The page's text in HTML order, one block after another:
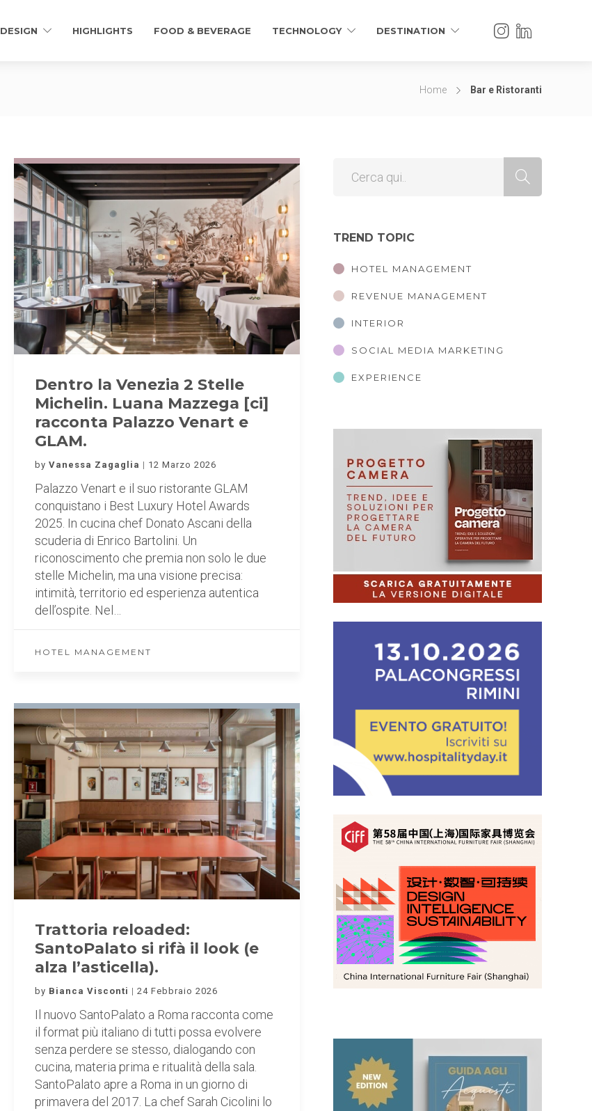
DESIGN HIGHLIGHTS FOOD & BEVERAGE TECHNOLOGY DESTINATION
Home Bar e Ristoranti
Dentro la Venezia 2 Stelle
Michelin. Luana Mazzega [ci]
racconta Palazzo Venart e
GLAM.
by Vanessa Zagaglia 12 Marzo 2026
Palazzo Venart e il suo ristorante GLAM
conquistano i Best Luxury Hotel Awards
2025. In cucina chef Donato Ascani della
scuderia di Enrico Bartolini. Un
riconoscimento che premia non solo le due
stelle Michelin, ma una visione precisa:
intimità, territorio ed esperienza autentica
dell’ospite. Nel…
HOTEL MANAGEMENT
Trattoria reloaded:
SantoPalato si rifà il look (e
alza l’asticella).
by Bianca Visconti 24 Febbraio 2026
Il nuovo SantoPalato a Roma racconta come
il format più italiano di tutti possa evolvere
senza perdere se stesso, dialogando con
cucina, materia prima e ritualità della sala.
SantoPalato apre a Roma in un giorno di
primavera del 2017. La chef Sarah Cicolini lo
TREND TOPIC
HOTEL MANAGEMENT
REVENUE MANAGEMENT
INTERIOR
SOCIAL MEDIA MARKETING
EXPERIENCE